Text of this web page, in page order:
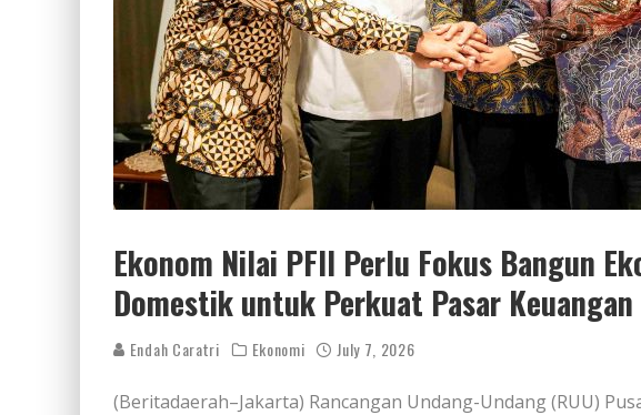
Ekonom Nilai PFII Perlu Fokus Bangun
Domestik untuk Perkuat Pasar Keuangan
Endah Caratri Ekonomi July 7, 2026
(Beritadaerah–Jakarta) Rancangan Undang-Undang (RUU)